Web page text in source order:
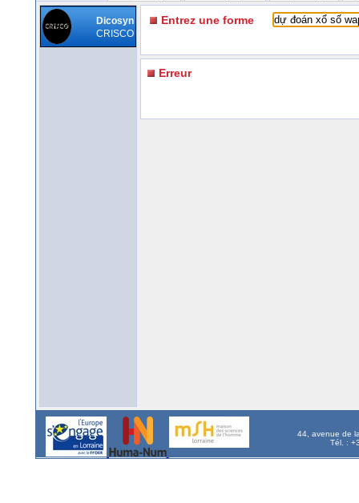
Dicosyn
CRISCO
Entrez une forme
Erreur
44, avenue de
Tél. :